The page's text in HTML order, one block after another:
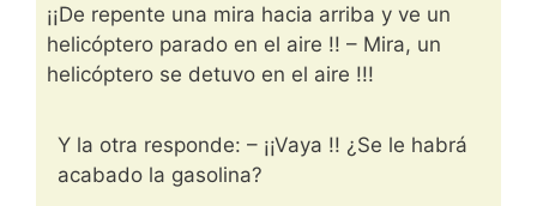
¡¡De repente una mira hacia arriba y ve un
helicóptero parado en el aire !! – Mira, un
helicóptero se detuvo en el aire !!!
Y la otra responde: – ¡¡Vaya !! ¿Se le habrá
acabado la gasolina?